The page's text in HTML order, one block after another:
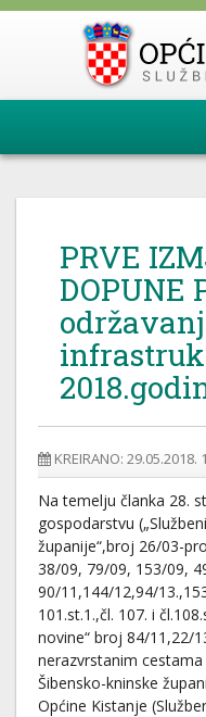
PRVE
DOPUNE
KREIRANO: 29.05.2018.
Na temelju članka 28.
gospodarstvu
županije“,broj 26/03-
38/09, 79/09, 153/09,
90/11,144/12,94/
101.st.1.,čl. 107. i
novine“ broj 84/11,22/
nerazvrstanim
Šibensko-kninske
Općine Kistanje